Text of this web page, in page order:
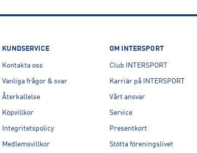
contact-us
KUNDSERVICE
Kontakta oss
Vanliga frågor & svar
Återkallelse
Köpvillkor
Integritetspolicy
Medlemsvillkor
OM INTERSPORT
Club INTERSPORT
Karriär på INTERSPORT
Vårt ansvar
Service
Presentkort
Stötta föreningslivet